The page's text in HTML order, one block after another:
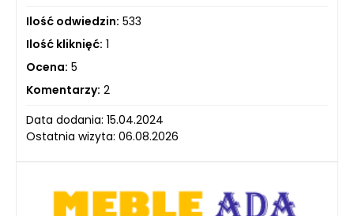
Ilość odwiedzin: 533
Ilość kliknięć: 1
Ocena: 5
Komentarzy: 2
Data dodania: 15.04.2024
Ostatnia wizyta: 06.08.2026